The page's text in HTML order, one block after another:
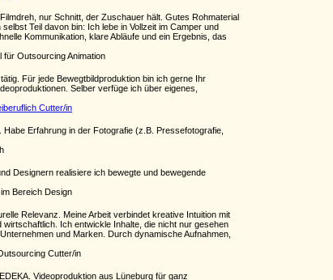
nur Schnitt, der Zuschauer hält. Gutes Rohmaterial
Teil davon bin: Ich lebe in Vollzeit im Camper und
Kommunikation, klare Abläufe und ein Ergebnis, das
Outsourcing Animation
Für jede Bewegtbildproduktion bin ich gerne Ihr
Selber verfüge ich über eigenes,
Cutter/in
Erfahrung in der Fotografie (z.B. Pressefotografie,
Designern realisiere ich bewegte und bewegende
im Bereich Design
Relevanz. Meine Arbeit verbindet kreative Intuition mit
Ich entwickle Inhalte, die nicht nur gesehen
und Marken. Durch dynamische Aufnahmen,
Cutter/in
Videoproduktion aus Lüneburg für ganz